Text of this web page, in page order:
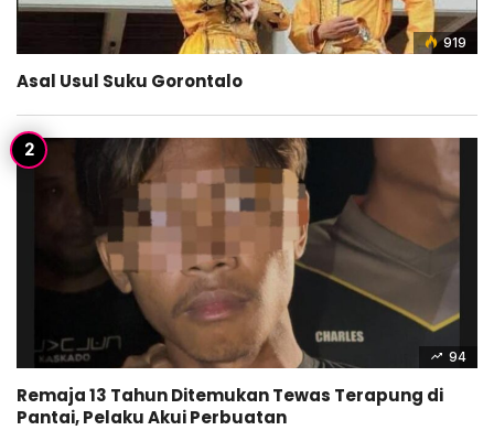
919
Asal Usul Suku Gorontalo
94
Remaja 13 Tahun Ditemukan Tewas Terapung di
Pantai, Pelaku Akui Perbuatan